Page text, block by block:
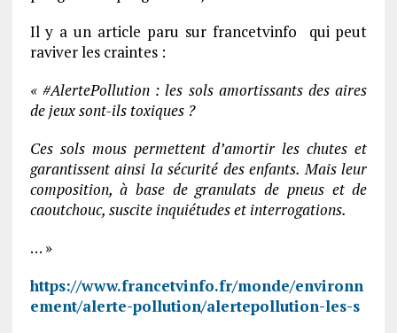
Il y a un article paru sur francetvinfo qui peut
raviver les craintes :
« #AlertePollution : les sols amortissants des aires
de jeux sont-ils toxiques ?
Ces sols mous permettent d’amortir les chutes et
garantissent ainsi la sécurité des enfants. Mais leur
composition, à base de granulats de pneus et de
caoutchouc, suscite inquiétudes et interrogations.
… »
https://www.francetvinfo.fr/monde/environn
ement/alerte-pollution/alertepollution-les-s